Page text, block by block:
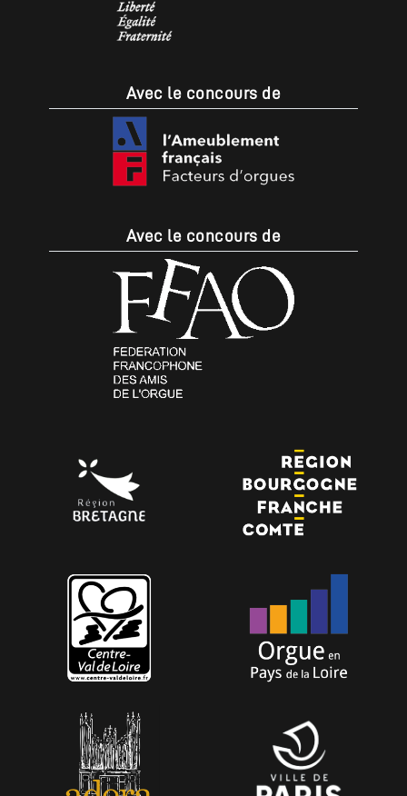
Avec le concours de
Avec le concours de